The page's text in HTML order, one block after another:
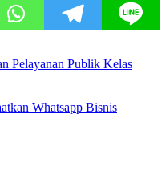
Pelayanan Publik Kelas
Whatsapp Bisnis